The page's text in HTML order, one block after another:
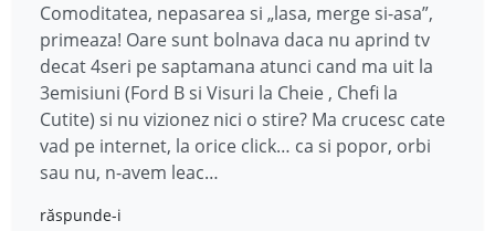
Comoditatea, nepasarea si „lasa, merge si-asa”,
primeaza! Oare sunt bolnava daca nu aprind tv
decat 4seri pe saptamana atunci cand ma uit la
3emisiuni (Ford B si Visuri la Cheie , Chefi la
Cutite) si nu vizionez nici o stire? Ma crucesc cate
vad pe internet, la orice click… ca si popor, orbi
sau nu, n-avem leac…
răspunde-i